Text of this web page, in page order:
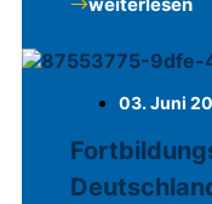
03. Juni